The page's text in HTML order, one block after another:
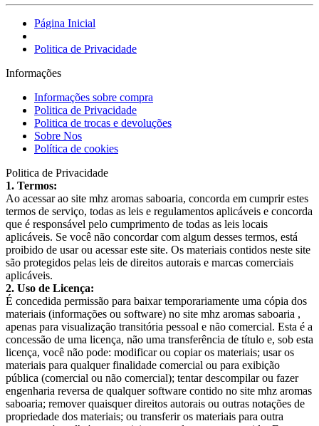
Página Inicial
Politica de Privacidade
Informações
Informações sobre compra
Politica de Privacidade
Politica de trocas e devoluções
Sobre Nos
Política de cookies
Politica de Privacidade
1. Termos:
Ao acessar ao site mhz aromas saboaria, concorda em cumprir estes
termos de serviço, todas as leis e regulamentos aplicáveis e concorda
que é responsável pelo cumprimento de todas as leis locais
aplicáveis. Se você não concordar com algum desses termos, está
proibido de usar ou acessar este site. Os materiais contidos neste site
são protegidos pelas leis de direitos autorais e marcas comerciais
aplicáveis.
2. Uso de Licença:
É concedida permissão para baixar temporariamente uma cópia dos
materiais (informações ou software) no site mhz aromas saboaria ,
apenas para visualização transitória pessoal e não comercial. Esta é a
concessão de uma licença, não uma transferência de título e, sob esta
licença, você não pode: modificar ou copiar os materiais; usar os
materiais para qualquer finalidade comercial ou para exibição
pública (comercial ou não comercial); tentar descompilar ou fazer
engenharia reversa de qualquer software contido no site mhz aromas
saboaria; remover quaisquer direitos autorais ou outras notações de
propriedade dos materiais; ou transferir os materiais para outra